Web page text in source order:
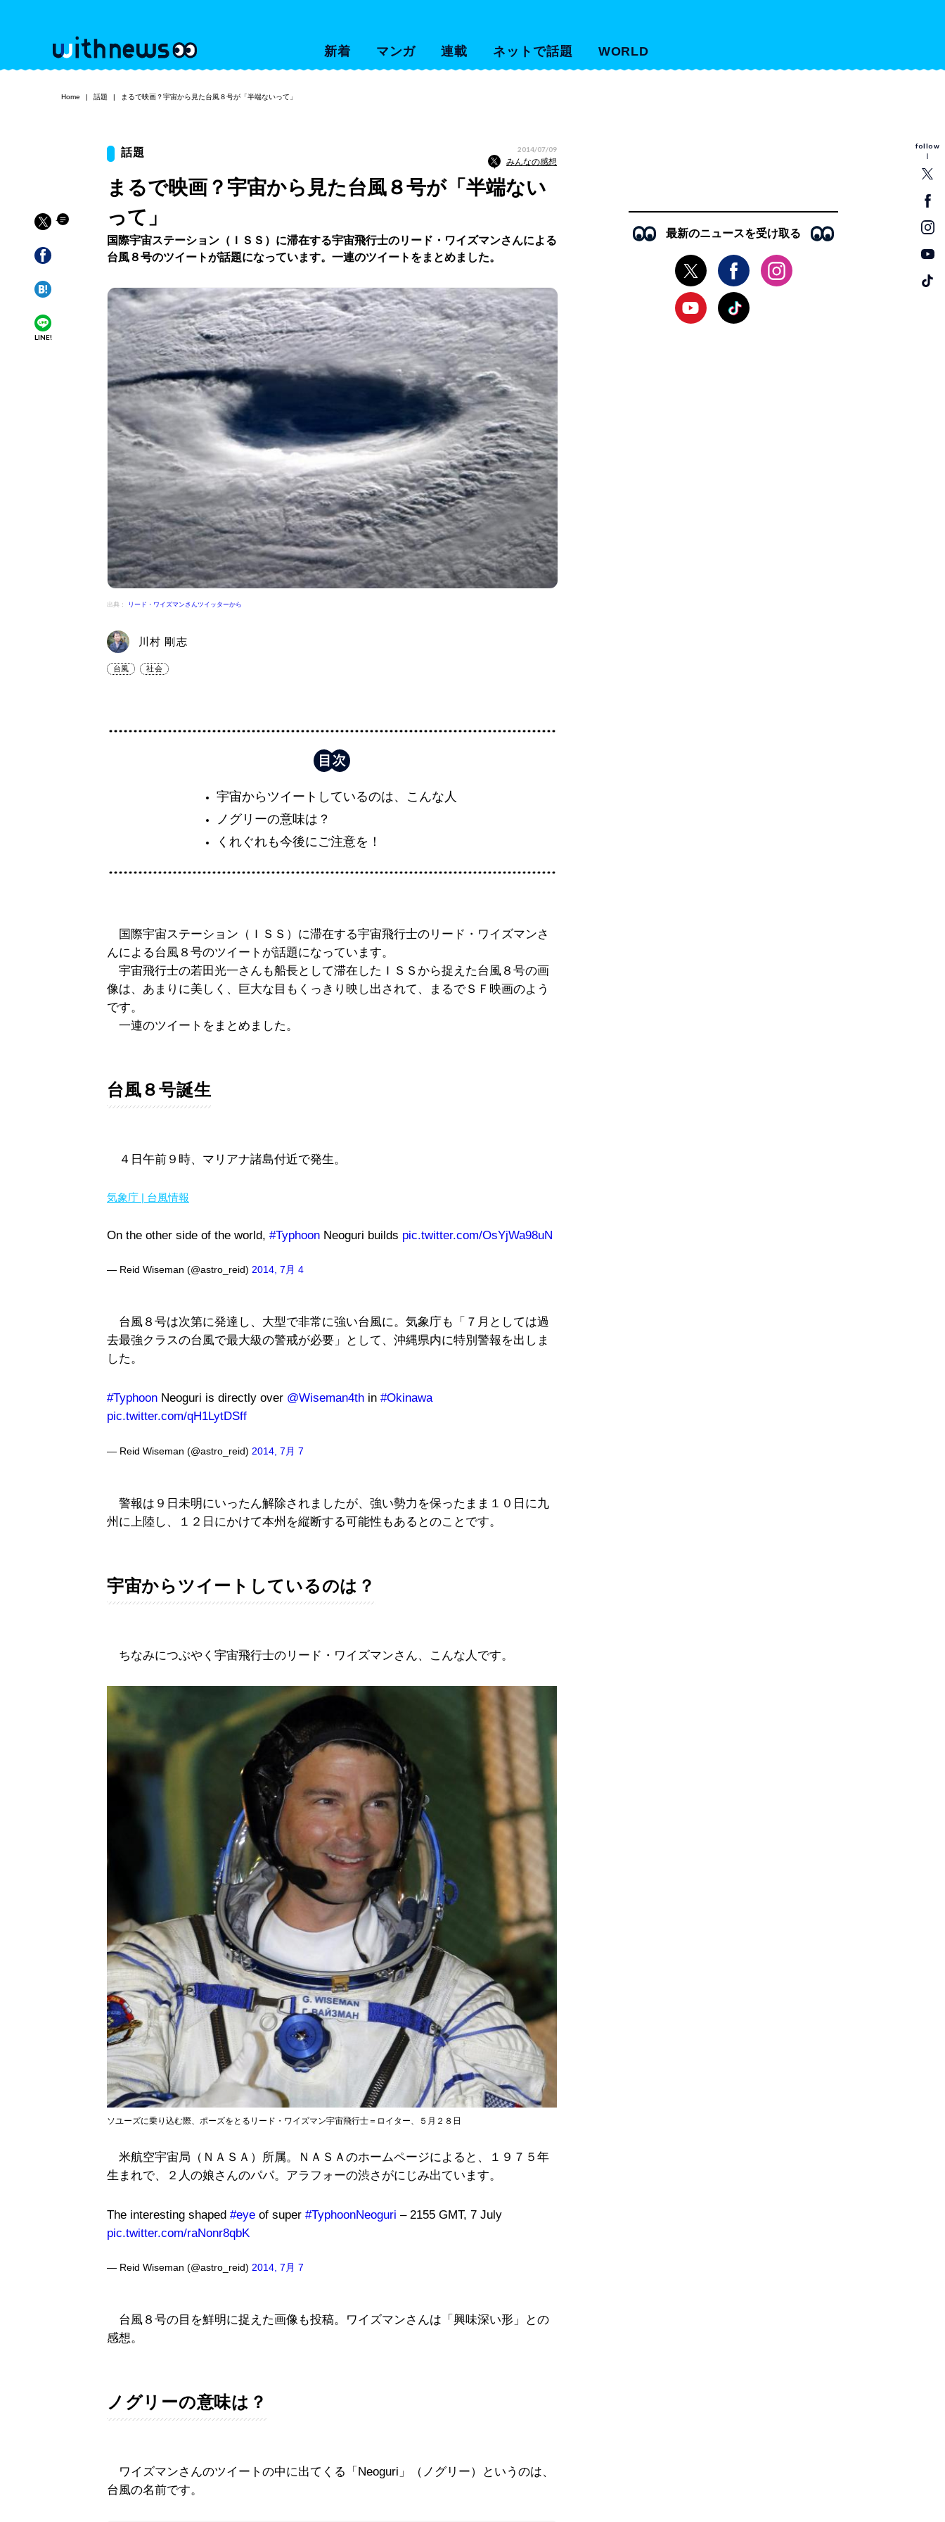
新着 マンガ 連載 ネットで話題 WORLD
follow
Home 話題 まるで映画？宇宙から見た台風８号が「半端ないって」
LINE!
話題 2014/07/09
みんなの感想
まるで映画？宇宙から見た台風８号が「半端ない
って」
国際宇宙ステーション（ＩＳＳ）に滞在する宇宙飛行士のリード・ワイズマンさんによる
台風８号のツイートが話題になっています。一連のツイートをまとめました。
出典： リード・ワイズマンさんツイッターから
川村 剛志
台風 社会
宇宙からツイートしているのは、こんな人
ノグリーの意味は？
くれぐれも今後にご注意を！
国際宇宙ステーション（ＩＳＳ）に滞在する宇宙飛行士のリード・ワイズマンさ
んによる台風８号のツイートが話題になっています。
宇宙飛行士の若田光一さんも船長として滞在したＩＳＳから捉えた台風８号の画
像は、あまりに美しく、巨大な目もくっきり映し出されて、まるでＳＦ映画のよう
です。
一連のツイートをまとめました。
台風８号誕生
４日午前９時、マリアナ諸島付近で発生。
気象庁 | 台風情報
On the other side of the world, #Typhoon Neoguri builds pic.twitter.com/OsYjWa98uN
— Reid Wiseman (@astro_reid) 2014, 7月 4
台風８号は次第に発達し、大型で非常に強い台風に。気象庁も「７月としては過
去最強クラスの台風で最大級の警戒が必要」として、沖縄県内に特別警報を出しま
した。
#Typhoon Neoguri is directly over @Wiseman4th in #Okinawa
pic.twitter.com/qH1LytDSff
— Reid Wiseman (@astro_reid) 2014, 7月 7
警報は９日未明にいったん解除されましたが、強い勢力を保ったまま１０日に九
州に上陸し、１２日にかけて本州を縦断する可能性もあるとのことです。
宇宙からツイートしているのは？
ちなみにつぶやく宇宙飛行士のリード・ワイズマンさん、こんな人です。
ソユーズに乗り込む際、ポーズをとるリード・ワイズマン宇宙飛行士＝ロイター、５月２８日
米航空宇宙局（ＮＡＳＡ）所属。ＮＡＳＡのホームページによると、１９７５年
生まれで、２人の娘さんのパパ。アラフォーの渋さがにじみ出ています。
The interesting shaped #eye of super #TyphoonNeoguri – 2155 GMT, 7 July
pic.twitter.com/raNonr8qbK
— Reid Wiseman (@astro_reid) 2014, 7月 7
台風８号の目を鮮明に捉えた画像も投稿。ワイズマンさんは「興味深い形」との
感想。
ノグリーの意味は？
ワイズマンさんのツイートの中に出てくる「Neoguri」（ノグリー）というのは、
台風の名前です。
最新のニュースを受け取る